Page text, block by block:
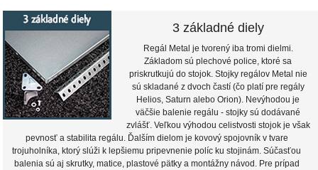
3 základné diely
Regál Metal je tvorený iba tromi dielmi.
Základom sú plechové police, ktoré sa
priskrutkujú do stojok. Stojky regálov Metal nie
sú skladané z dvoch častí (čo platí pre regály
Helios, Saturn alebo Orion). Nevýhodou je
väčšie balenie regálu - stojky sú dodávané
zvlášť. Veľkou výhodou celistvosti stojok je však
pevnosť a stabilita regálu. Ďalším dielom je kovový spojovník v tvare
trojuholníka, ktorý slúži k lepšiemu pripevnenie políc ku stojinám. Súčasťou
balenia sú aj skrutky, matice, plastové pätky a montážny návod. Pre prípad